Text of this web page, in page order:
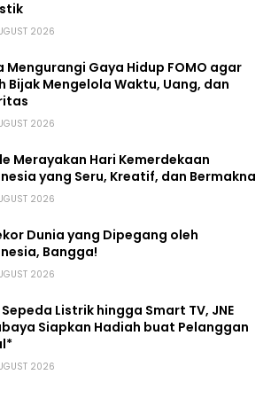
2026
Mengurangi Gaya Hidup FOMO agar
Bijak Mengelola Waktu, Uang, dan
2026
Merayakan Hari Kemerdekaan
yang Seru, Kreatif, dan Bermakna
2026
Dunia yang Dipegang oleh
Bangga!
2026
Listrik hingga Smart TV, JNE
Siapkan Hadiah buat Pelanggan
2026